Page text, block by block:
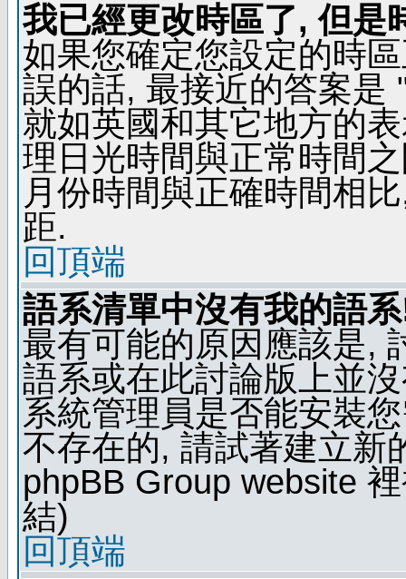
我已經更改時區了, 但是
如果您確定您設定的時
誤的話, 最接近的答案是
就如英國和其它地方的
理日光時間與正常時間
月份時間與正確時間相
距.
回頂端
語系清單中沒有我的語
最有可能的原因應該是,
語系或在此討論版上並
系統管理員是否能安裝
不存在的, 請試著建立新
phpBB Group website
結)
回頂端